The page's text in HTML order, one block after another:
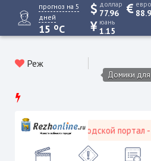
прогноз на 5
дней
15 oC
доллар
77.96
евро
юань
1.15
Реж
Домики для
Режевской городской портал -